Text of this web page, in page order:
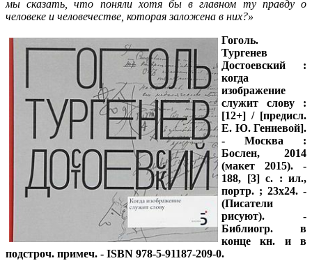
мы сказать, что поняли хотя бы в главном ту правду о
человеке и человечестве, которая заложена в них?»
Гоголь.
Тургенев
Достоевский :
когда
изображение
служит слову :
[12+] / [предисл.
Е. Ю. Гениевой].
- Москва :
Бослен, 2014
(макет 2015). -
188, [3] с. : ил.,
портр. ; 23x24. -
(Писатели
рисуют). -
Библиогр. в
конце кн. и в
подстроч. примеч. - ISBN 978-5-91187-209-0.